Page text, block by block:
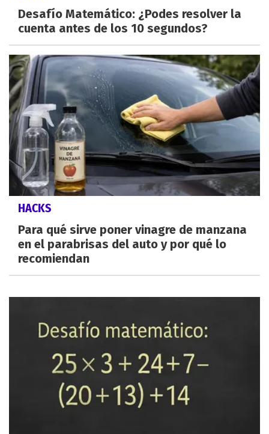
Desafío Matemático: ¿Podes resolver la
cuenta antes de los 10 segundos?
HACKS
Para qué sirve poner vinagre de manzana
en el parabrisas del auto y por qué lo
recomiendan